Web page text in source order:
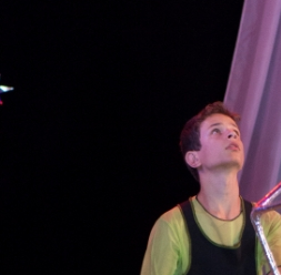
ОТЧЕТЫ ГКЦ